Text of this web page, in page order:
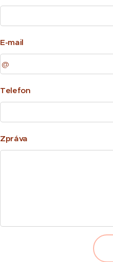
E-mail
Telefon
Zpráva